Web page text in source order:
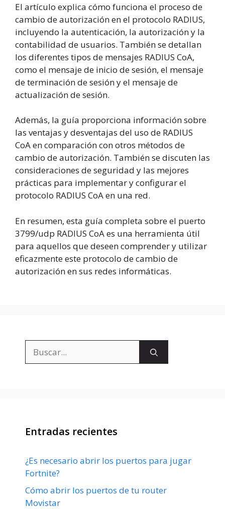
El artículo explica cómo funciona el proceso de
cambio de autorización en el protocolo RADIUS,
incluyendo la autenticación, la autorización y la
contabilidad de usuarios. También se detallan
los diferentes tipos de mensajes RADIUS CoA,
como el mensaje de inicio de sesión, el mensaje
de terminación de sesión y el mensaje de
actualización de sesión.
Además, la guía proporciona información sobre
las ventajas y desventajas del uso de RADIUS
CoA en comparación con otros métodos de
cambio de autorización. También se discuten las
consideraciones de seguridad y las mejores
prácticas para implementar y configurar el
protocolo RADIUS CoA en una red.
En resumen, esta guía completa sobre el puerto
3799/udp RADIUS CoA es una herramienta útil
para aquellos que deseen comprender y utilizar
eficazmente este protocolo de cambio de
autorización en sus redes informáticas.
Entradas recientes
¿Es necesario abrir los puertos para jugar
Fortnite?
Cómo abrir los puertos de tu router
Movistar